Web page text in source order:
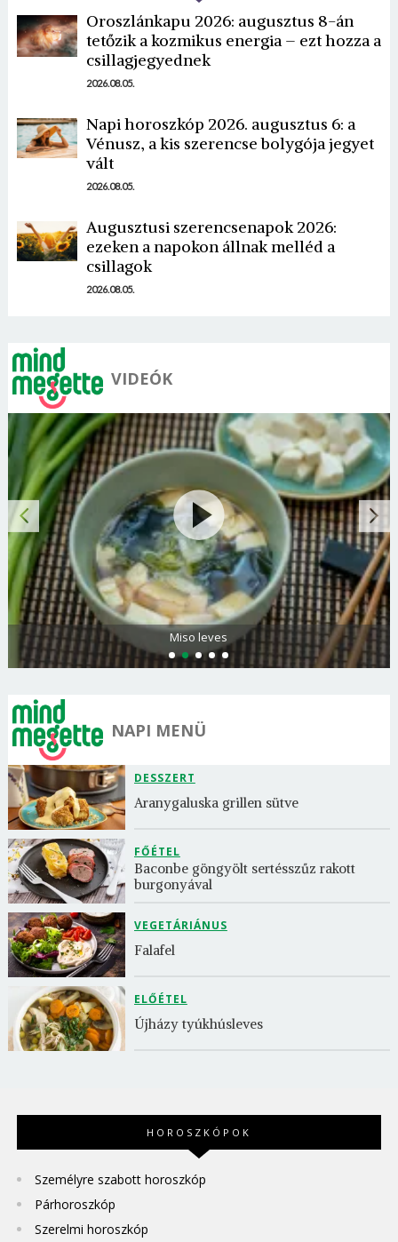
Oroszlánkapu 2026: augusztus 8-án
tetőzik a kozmikus energia – ezt hozza a
csillagjegyednek
2026.08.05.
Napi horoszkóp 2026. augusztus 6: a
Vénusz, a kis szerencse bolygója jegyet
vált
2026.08.05.
Augusztusi szerencsenapok 2026:
ezeken a napokon állnak melléd a
csillagok
2026.08.05.
VIDEÓK
Miso leves
NAPI MENÜ
DESSZERT
Aranygaluska grillen sütve
FŐÉTEL
Baconbe göngyölt sertésszűz rakott
burgonyával
VEGETÁRIÁNUS
Falafel
ELŐÉTEL
Újházy tyúkhúsleves
HOROSZKÓPOK
Személyre szabott horoszkóp
Párhoroszkóp
Szerelmi horoszkóp
Borsonline bejelentkezés